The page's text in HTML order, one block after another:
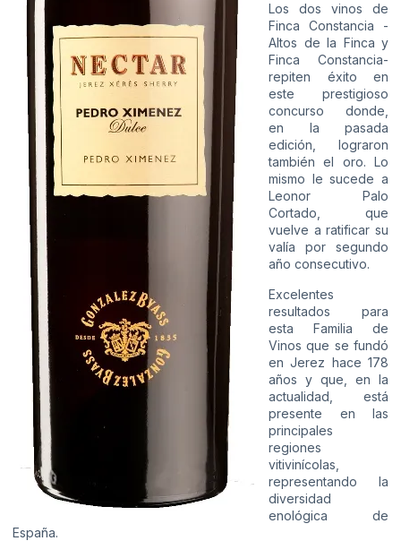
Los dos vinos de
Finca Constancia -
Altos de la Finca y
Finca Constancia-
repiten éxito en
este prestigioso
concurso donde,
en la pasada
edición, lograron
también el oro. Lo
mismo le sucede a
Leonor Palo
Cortado, que
vuelve a ratificar su
valía por segundo
año consecutivo.
Excelentes
resultados para
esta Familia de
Vinos que se fundó
en Jerez hace 178
años y que, en la
actualidad, está
presente en las
principales
regiones
vitivinícolas,
representando la
diversidad
enológica de
España.